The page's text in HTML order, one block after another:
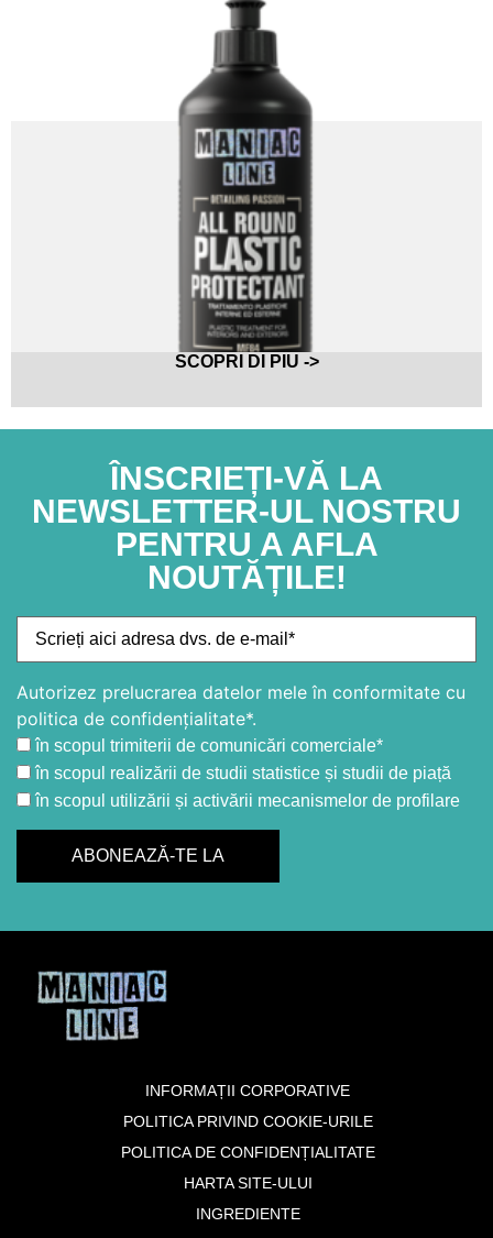
SCOPRI DI PIU ->
ÎNSCRIEȚI-VĂ LA
NEWSLETTER-UL NOSTRU
PENTRU A AFLA
NOUTĂȚILE!
Autorizez prelucrarea datelor mele în conformitate cu
politica de confidențialitate*.
în scopul trimiterii de comunicări comerciale*
în scopul realizării de studii statistice și studii de piață
în scopul utilizării și activării mecanismelor de profilare
INFORMAȚII CORPORATIVE
POLITICA PRIVIND COOKIE-URILE
POLITICA DE CONFIDENȚIALITATE
HARTA SITE-ULUI
INGREDIENTE